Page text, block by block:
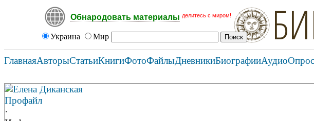
Обнародовать материалы делитесь с миром!
Украина Мир
ГлавнаяАвторыСтатьиКнигиФотоФайлыДневникиБиографииАудио
Елена Диканская
Профайл
·